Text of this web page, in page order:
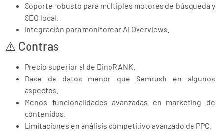
Soporte robusto para múltiples motores de búsqueda y
SEO local.
Integración para monitorear AI Overviews.
⚠️ Contras
Precio superior al de DinoRANK.
Base de datos menor que Semrush en algunos
aspectos.
Menos funcionalidades avanzadas en marketing de
contenidos.
Limitaciones en análisis competitivo avanzado de PPC.